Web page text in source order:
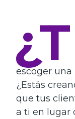
¿T
escoger una
¿Estás
que tus
a ti en lugar